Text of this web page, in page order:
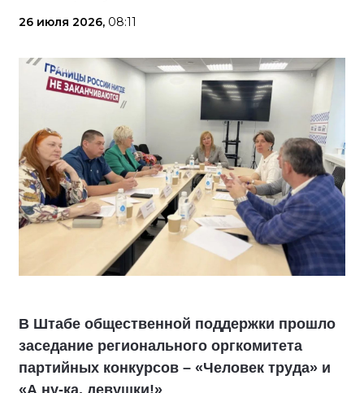
26 июля 2026, 08:11
В Штабе общественной поддержки прошло
заседание регионального оргкомитета
партийных конкурсов – «Человек труда» и
«А ну-ка, девушки!»